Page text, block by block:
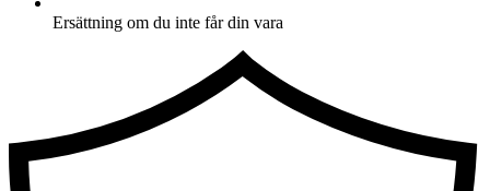
Ersättning om du inte får din vara